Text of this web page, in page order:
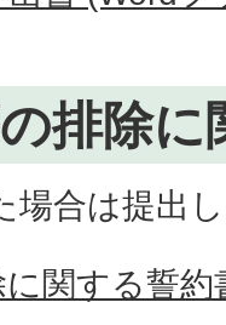
排除
場合は提出
関する誓